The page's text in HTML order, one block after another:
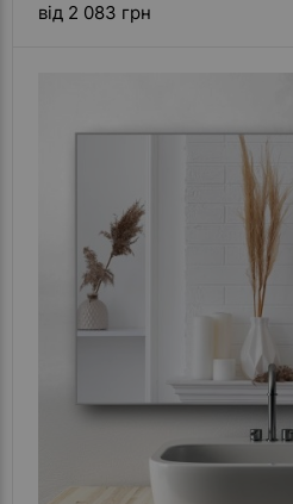
від 2 083 грн